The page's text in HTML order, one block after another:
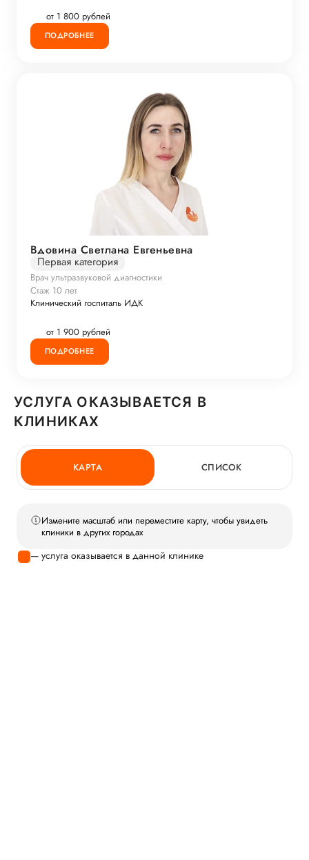
от 1 800 рублей
ПОДРОБНЕЕ
Вдовина Светлана Евгеньевна
Первая категория
Врач ультразвуковой диагностики
Стаж 10 лет
Клинический госпиталь ИДК
от 1 900 рублей
ПОДРОБНЕЕ
УСЛУГА ОКАЗЫВАЕТСЯ В
КЛИНИКАХ
КАРТА СПИСОК
Измените масштаб или переместите карту, чтобы увидеть
клиники в других городах
— услуга оказывается в данной клинике